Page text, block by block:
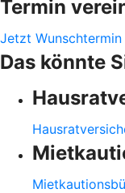
Termin
Jetzt
Das könnte